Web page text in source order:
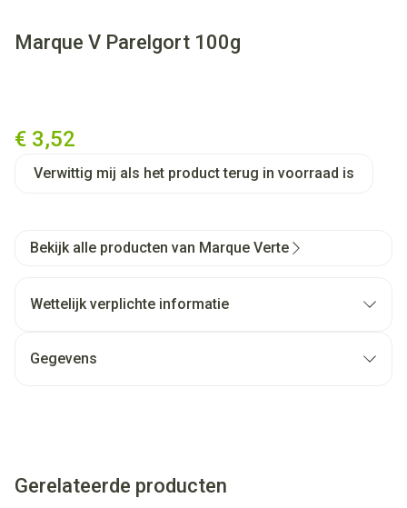
Marque V Parelgort 100g
€ 3,52
Verwittig mij als het product terug in voorraad is
Bekijk alle producten van Marque Verte
Wettelijk verplichte informatie
Gegevens
Gerelateerde producten